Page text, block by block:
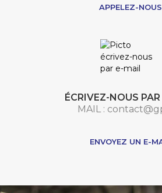
APPELEZ-NOUS
ÉCRIVEZ-NOUS
MAIL :
ENVOYEZ UN E-